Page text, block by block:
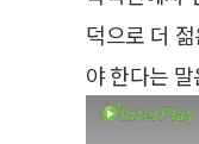
덕으로 더
야 한다는